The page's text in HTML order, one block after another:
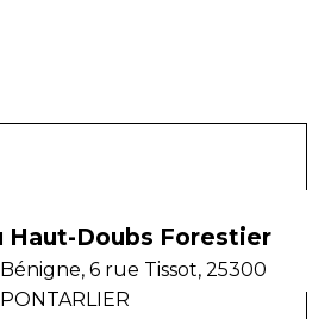
Haut-Doubs Forestier
6 rue Tissot, 25300
PONTARLIER